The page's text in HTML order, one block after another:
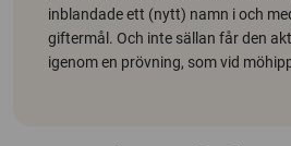
inblandade ett (nytt) namn i och
giftermål. Och inte sällan får den
igenom en prövning, som vid